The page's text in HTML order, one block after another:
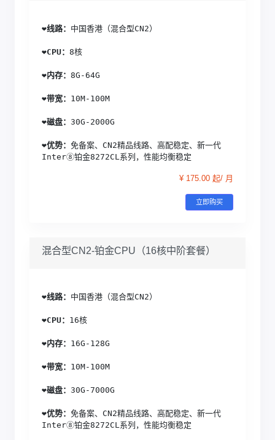
❤️线路： 中国香港（混合型CN2）
❤️CPU： 8核
❤️内存： 8G-64G
❤️带宽： 10M-100M
❤️磁盘： 30G-2000G
❤️优势： 免备案、CN2精品线路、高配稳定、新一代
Inter⑧铂金8272CL系列，性能均衡稳定
¥ 175.00 起/ 月
立即购买
混合型CN2-铂金CPU（16核中阶套餐）
❤️线路： 中国香港（混合型CN2）
❤️CPU： 16核
❤️内存： 16G-128G
❤️带宽： 10M-100M
❤️磁盘： 30G-7000G
❤️优势： 免备案、CN2精品线路、高配稳定、新一代
Inter⑧铂金8272CL系列，性能均衡稳定